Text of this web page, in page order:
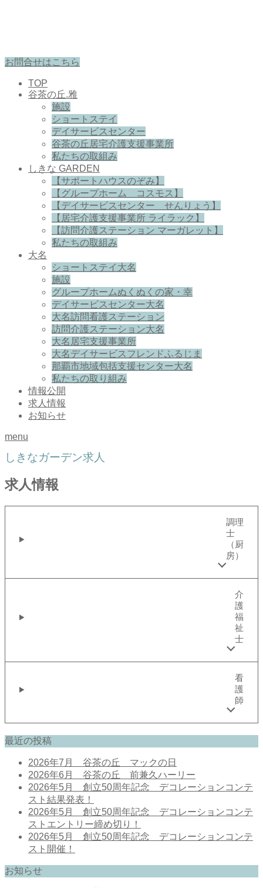
お問合せはこちら
TOP
谷茶の丘.雅
施設
ショートステイ
デイサービスセンター
谷茶の丘居宅介護支援事業所
私たちの取組み
しきな GARDEN
【サポートハウスのぞみ】
【グループホーム コスモス】
【デイサービスセンター せんりょう】
【居宅介護支援事業所 ライラック】
【訪問介護ステーション マーガレット】
私たちの取組み
大名
ショートステイ大名
施設
グループホームぬくぬくの家・幸
デイサービスセンター大名
大名訪問看護ステーション
訪問介護ステーション大名
大名居宅支援事業所
大名デイサービスフレンドふるじま
那覇市地域包括支援センター大名
私たちの取り組み
情報公開
求人情報
お知らせ
menu
しきなガーデン求人
求人情報
調理
士
（厨
房）
介
護
福
祉
士
看
護
師
最近の投稿
2026年7月 谷茶の丘 マックの日
2026年6月 谷茶の丘 前兼久ハーリー
2026年5月 創立50周年記念 デコレーションコンテ
スト結果発表！
2026年5月 創立50周年記念 デコレーションコンテ
ストエントリー締め切り！
2026年5月 創立50周年記念 デコレーションコンテ
スト開催！
お知らせ